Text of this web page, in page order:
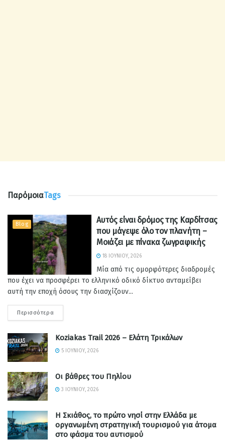
ΠαρόμοιαTags
Blog
Αυτός είναι δρόμος της Καρδίτσας
που μάγεψε όλο τον πλανήτη –
Μοιάζει με πίνακα ζωγραφικής
18 ΙΟΥΝΊΟΥ, 2026
Μία από τις ομορφότερες διαδρομές
που έχει να προσφέρει το ελληνικό οδικό δίκτυο ανταμείβει
αυτή την εποχή όσους την διασχίζουν...
Περισσότερα
Koziakas Trail 2026 – Ελάτη Τρικάλων
5 ΙΟΥΝΊΟΥ, 2026
Οι βάθρες του Πηλίου
3 ΙΟΥΝΊΟΥ, 2026
Η Σκιάθος, το πρώτο νησί στην Ελλάδα με
οργανωμένη στρατηγική τουρισμού για άτομα
στο φάσμα του αυτισμού